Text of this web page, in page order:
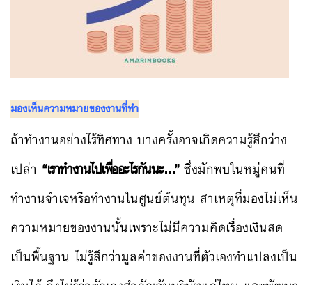
มองเห็นความหมายของงานที่ทำ
ถ้าทำงานอย่างไร้ทิศทาง บางครั้งอาจเกิดความรู้สึกว่าง
เปล่า “เราทำงานไปเพื่ออะไรกันนะ…”ซึ่งมักพบในหมู่คนที่
ทำงานจำเจหรือทำงานในศูนย์ต้นทุน สาเหตุที่มองไม่เห็น
ความหมายของงานนั้นเพราะไม่มีความคิดเรื่องเงินสด
เป็นพื้นฐาน ไม่รู้สึกว่ามูลค่าของงานที่ตัวเองทำแปลงเป็น